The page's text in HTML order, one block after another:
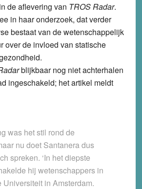
de aflevering van TROS Radar.
in haar onderzoek, dat verder
bestaat van de wetenschappelijk
over de invloed van statische
blijkbaar nog niet achterhalen
ingeschakeld; het artikel meldt
was het stil rond de
nu doet Santanera dus
spreken. ‘In het diepste
hij wetenschappers in
Universiteit in Amsterdam.